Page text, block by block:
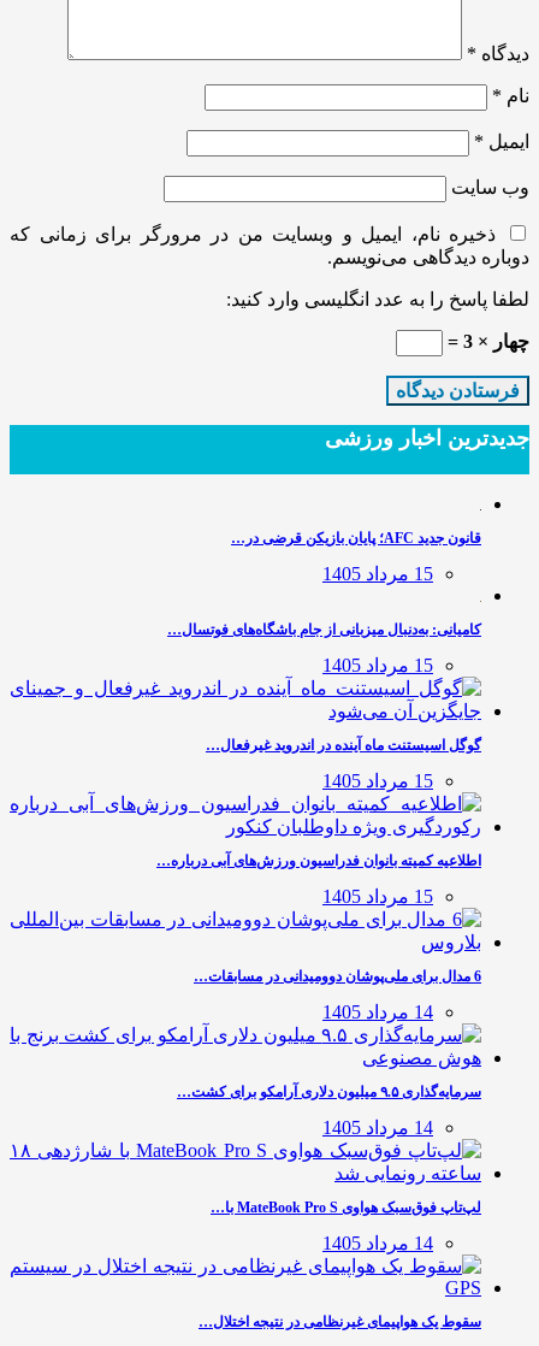
دیدگاه *
نام *
ایمیل *
وب‌ سایت
ذخیره نام، ایمیل و وبسایت من در مرورگر برای زمانی که
دوباره دیدگاهی می‌نویسم.
لطفا پاسخ را به عدد انگلیسی وارد کنید:
چهار × 3 =
جدیدترین‌ اخبار ورزشی
قانون جدید AFC؛ پایان بازیکن قرضی در…
15 مرداد 1405
کامیانی: به‌دنبال میزبانی از جام باشگاه‌های فوتسال…
15 مرداد 1405
گوگل اسیستنت ماه آینده در اندروید غیرفعال…
15 مرداد 1405
اطلاعیه کمیته بانوان فدراسیون ورزش‌های آبی درباره…
15 مرداد 1405
6 مدال برای ملی‌پوشان دوومیدانی در مسابقات…
14 مرداد 1405
سرمایه‌گذاری ۹.۵ میلیون دلاری آرامکو برای کشت…
14 مرداد 1405
لپ‌تاپ فوق‌سبک هواوی MateBook Pro S با…
14 مرداد 1405
سقوط یک هواپیمای غیرنظامی در نتیجه اختلال…